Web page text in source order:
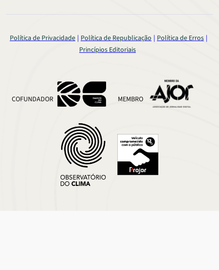
Política de Privacidade Política de Republicação Política de Erros
Princípios Editoriais
COFUNDADOR MEMBRO